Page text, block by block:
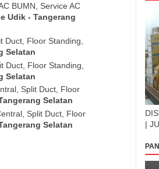
BUMN, Service AC
Udik - Tangerang
Duct, Floor Standing,
Selatan
Duct, Floor Standing,
Selatan
Split Duct, Floor
Selatan
Split Duct, Floor
Selatan
|